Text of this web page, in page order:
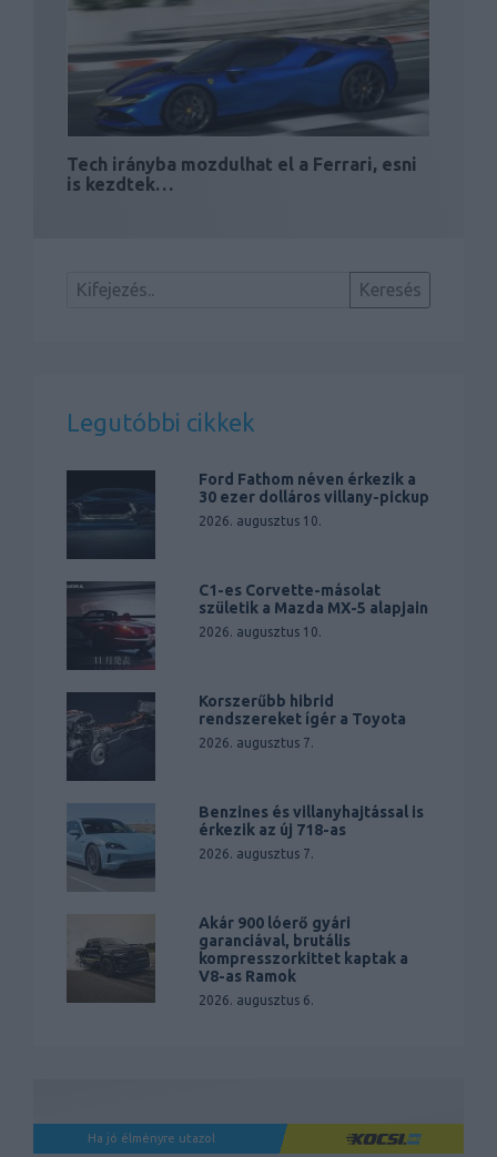
Tech irányba mozdulhat el a Ferrari, esni
is kezdtek…
Legutóbbi cikkek
Ford Fathom néven érkezik a
30 ezer dolláros villany-pickup
2026. augusztus 10.
C1-es Corvette-másolat
születik a Mazda MX-5 alapjain
2026. augusztus 10.
Korszerűbb hibrid
rendszereket ígér a Toyota
2026. augusztus 7.
Benzines és villanyhajtással is
érkezik az új 718-as
2026. augusztus 7.
Akár 900 lóerő gyári
garanciával, brutális
kompresszorkittet kaptak a
V8-as Ramok
2026. augusztus 6.
Ha jó élményre utazol